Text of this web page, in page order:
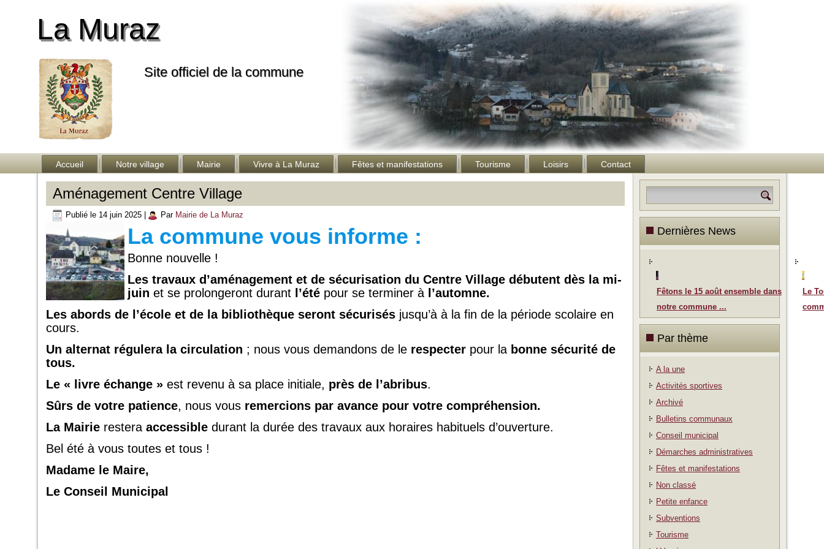
La Muraz
Site officiel de la commune
Accueil Notre village Mairie Vivre à La Muraz Fêtes et manifestations Tourisme Loisirs Contact
Aménagement Centre Village
Publié le 14 juin 2025 Par Mairie de La Muraz
La commune vous informe :
Bonne nouvelle !
Les travaux d’aménagement et de sécurisation du Centre Village débutent dès la mi-
juin et se prolongeront durant l’été pour se terminer à l’automne.
Les abords de l’école et de la bibliothèque seront sécurisés jusqu’à à la fin de la période scolaire en
cours.
Un alternat régulera la circulation ; nous vous demandons de le respecter pour la bonne sécurité de
tous.
Le « livre échange » est revenu à sa place initiale, près de l’abribus.
Sûrs de votre patience, nous vous remercions par avance pour votre compréhension.
La Mairie restera accessible durant la durée des travaux aux horaires habituels d’ouverture.
Bel été à vous toutes et tous !
Madame le Maire,
Le Conseil Municipal
Dernières News
Fêtons le 15 août ensemble dans
notre commune ...
Le
Par thème
A la une
Activités sportives
Archivé
Bulletins communaux
Conseil municipal
Démarches administratives
Fêtes et manifestations
Non classé
Petite enfance
Subventions
Tourisme